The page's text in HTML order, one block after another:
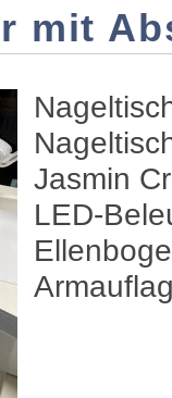
mit
Jasmin
LED-